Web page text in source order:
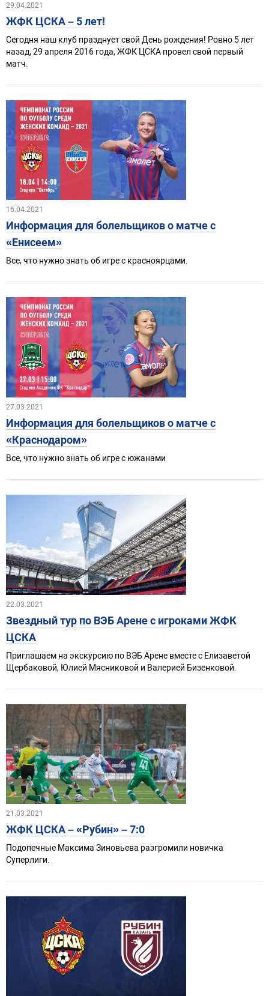
29.04.2021
ЖФК ЦСКА – 5 лет!
Сегодня наш клуб празднует свой День рождения! Ровно 5 лет
назад, 29 апреля 2016 года, ЖФК ЦСКА провел свой первый
матч.
16.04.2021
Информация для болельщиков о матче с
«Енисеем»
Все, что нужно знать об игре с красноярцами.
27.03.2021
Информация для болельщиков о матче с
«Краснодаром»
Все, что нужно знать об игре с южанами
22.03.2021
Звездный тур по ВЭБ Арене с игроками ЖФК
ЦСКА
Приглашаем на экскурсию по ВЭБ Арене вместе с Елизаветой
Щербаковой, Юлией Мясниковой и Валерией Бизенковой.
21.03.2021
ЖФК ЦСКА – «Рубин» – 7:0
Подопечные Максима Зиновьева разгромили новичка
Суперлиги.